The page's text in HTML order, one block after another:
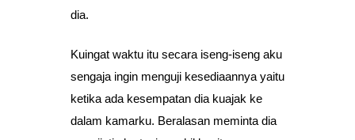
dia.
Kuingat waktu itu secara iseng-iseng aku
sengaja ingin menguji kesediaannya yaitu
ketika ada kesempatan dia kuajak ke
dalam kamarku. Beralasan meminta dia